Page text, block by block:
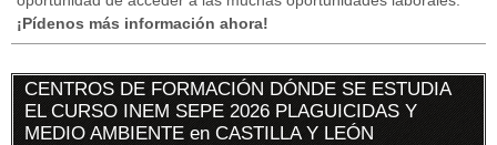
¡Pídenos más información ahora!
CENTROS DE FORMACIÓN DÓNDE SE ESTUDIA
EL CURSO INEM SEPE 2026 PLAGUICIDAS Y
MEDIO AMBIENTE en CASTILLA Y LEÓN